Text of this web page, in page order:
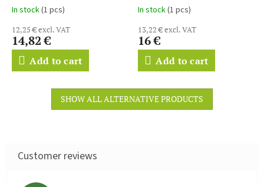
Home
In stock(1 pcs)
12,25 € excl. VAT
14,82 €
Add to cart
In stock(1 pcs)
13,22 € excl. VAT
16 €
Add to cart
SHOW ALL ALTERNATIVE PRODUCTS